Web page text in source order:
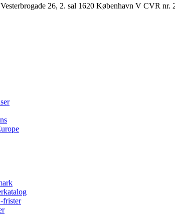
26, 2. sal 1620 København V CVR nr.
frister